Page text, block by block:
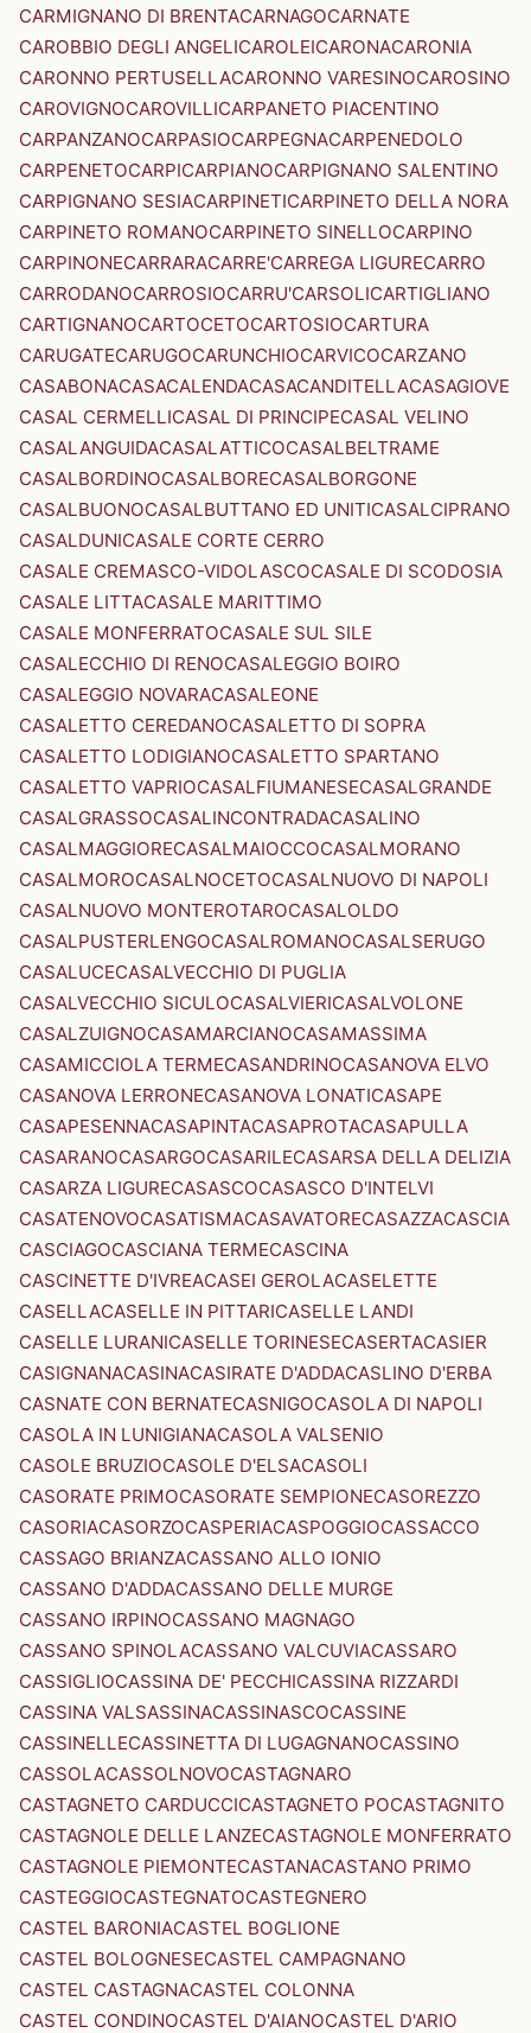
CARMIGNANO DI BRENTACARNAGOCARNATE
CAROBBIO DEGLI ANGELICAROLEICARONACARONIA
CARONNO PERTUSELLACARONNO VARESINOCAROSINO
CAROVIGNOCAROVILLICARPANETO PIACENTINO
CARPANZANOCARPASIOCARPEGNACARPENEDOLO
CARPENETOCARPICARPIANOCARPIGNANO SALENTINO
CARPIGNANO SESIACARPINETICARPINETO DELLA NORA
CARPINETO ROMANOCARPINETO SINELLOCARPINO
CARPINONECARRARACARRE'CARREGA LIGURECARRO
CARRODANOCARROSIOCARRU'CARSOLICARTIGLIANO
CARTIGNANOCARTOCETOCARTOSIOCARTURA
CARUGATECARUGOCARUNCHIOCARVICOCARZANO
CASABONACASACALENDACASACANDITELLACASAGIOVE
CASAL CERMELLICASAL DI PRINCIPECASAL VELINO
CASALANGUIDACASALATTICOCASALBELTRAME
CASALBORDINOCASALBORECASALBORGONE
CASALBUONOCASALBUTTANO ED UNITICASALCIPRANO
CASALDUNICASALE CORTE CERRO
CASALE CREMASCO-VIDOLASCOCASALE DI SCODOSIA
CASALE LITTACASALE MARITTIMO
CASALE MONFERRATOCASALE SUL SILE
CASALECCHIO DI RENOCASALEGGIO BOIRO
CASALEGGIO NOVARACASALEONE
CASALETTO CEREDANOCASALETTO DI SOPRA
CASALETTO LODIGIANOCASALETTO SPARTANO
CASALETTO VAPRIOCASALFIUMANESECASALGRANDE
CASALGRASSOCASALINCONTRADACASALINO
CASALMAGGIORECASALMAIOCCOCASALMORANO
CASALMOROCASALNOCETOCASALNUOVO DI NAPOLI
CASALNUOVO MONTEROTAROCASALOLDO
CASALPUSTERLENGOCASALROMANOCASALSERUGO
CASALUCECASALVECCHIO DI PUGLIA
CASALVECCHIO SICULOCASALVIERICASALVOLONE
CASALZUIGNOCASAMARCIANOCASAMASSIMA
CASAMICCIOLA TERMECASANDRINOCASANOVA ELVO
CASANOVA LERRONECASANOVA LONATICASAPE
CASAPESENNACASAPINTACASAPROTACASAPULLA
CASARANOCASARGOCASARILECASARSA DELLA DELIZIA
CASARZA LIGURECASASCOCASASCO D'INTELVI
CASATENOVOCASATISMACASAVATORECASAZZACASCIA
CASCIAGOCASCIANA TERMECASCINA
CASCINETTE D'IVREACASEI GEROLACASELETTE
CASELLACASELLE IN PITTARICASELLE LANDI
CASELLE LURANICASELLE TORINESECASERTACASIER
CASIGNANACASINACASIRATE D'ADDACASLINO D'ERBA
CASNATE CON BERNATECASNIGOCASOLA DI NAPOLI
CASOLA IN LUNIGIANACASOLA VALSENIO
CASOLE BRUZIOCASOLE D'ELSACASOLI
CASORATE PRIMOCASORATE SEMPIONECASOREZZO
CASORIACASORZOCASPERIACASPOGGIOCASSACCO
CASSAGO BRIANZACASSANO ALLO IONIO
CASSANO D'ADDACASSANO DELLE MURGE
CASSANO IRPINOCASSANO MAGNAGO
CASSANO SPINOLACASSANO VALCUVIACASSARO
CASSIGLIOCASSINA DE' PECCHICASSINA RIZZARDI
CASSINA VALSASSINACASSINASCOCASSINE
CASSINELLECASSINETTA DI LUGAGNANOCASSINO
CASSOLACASSOLNOVOCASTAGNARO
CASTAGNETO CARDUCCICASTAGNETO POCASTAGNITO
CASTAGNOLE DELLE LANZECASTAGNOLE MONFERRATO
CASTAGNOLE PIEMONTECASTANACASTANO PRIMO
CASTEGGIOCASTEGNATOCASTEGNERO
CASTEL BARONIACASTEL BOGLIONE
CASTEL BOLOGNESECASTEL CAMPAGNANO
CASTEL CASTAGNACASTEL COLONNA
CASTEL CONDINOCASTEL D'AIANOCASTEL D'ARIO